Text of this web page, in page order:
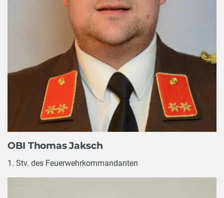
OBI Thomas Jaksch
1. Stv. des Feuerwehrkommandanten